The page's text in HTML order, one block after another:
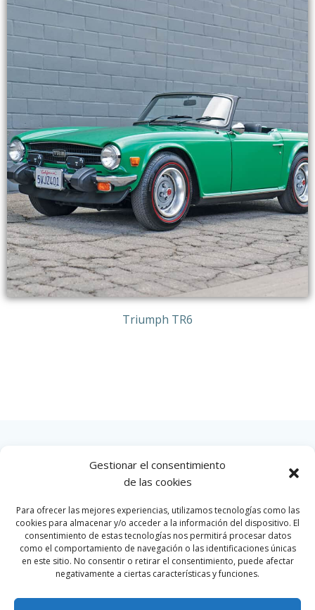
Gestionar el consentimiento
de las cookies
Para ofrecer las mejores experiencias, utilizamos tecnologías como las
cookies para almacenar y/o acceder a la información del dispositivo. El
consentimiento de estas tecnologías nos permitirá procesar datos
como el comportamiento de navegación o las identificaciones únicas
en este sitio. No consentir o retirar el consentimiento, puede afectar
negativamente a ciertas características y funciones.
Triumph TR6
INICIO